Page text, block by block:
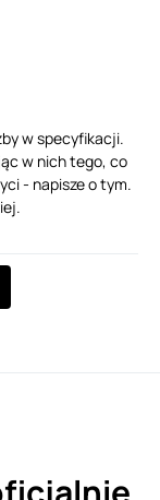
w specyfikacji.
w nich tego, co
- napisze o tym.